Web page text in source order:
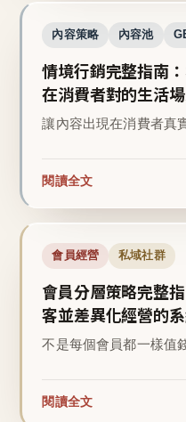
內容策略 內容池
情境行銷完整指南
在消費者對的生活
讓內容出現在消費者真
閱讀全文
會員經營 私域社群
會員分層策略完整
客並差異化經營的
不是每個會員都一樣值
閱讀全文